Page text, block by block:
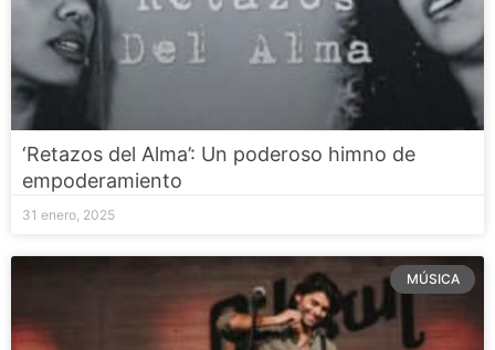
‘Retazos del Alma’: Un poderoso himno de
empoderamiento
31 enero, 2025
MÚSICA